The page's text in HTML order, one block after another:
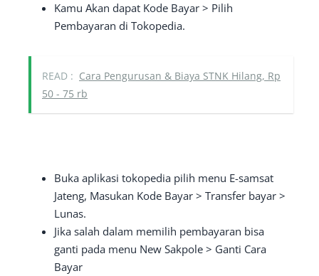
Kamu Akan dapat Kode Bayar > Pilih
Pembayaran di Tokopedia.
READ : Cara Pengurusan & Biaya STNK Hilang, Rp
50 - 75 rb
Buka aplikasi tokopedia pilih menu E-samsat
Jateng, Masukan Kode Bayar > Transfer bayar >
Lunas.
Jika salah dalam memilih pembayaran bisa
ganti pada menu New Sakpole > Ganti Cara
Bayar